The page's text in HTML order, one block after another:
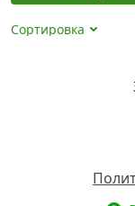
Сортировка